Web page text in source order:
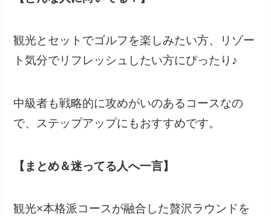
観光とセットでゴルフを楽しみたい方、リゾー
ト気分でリフレッシュしたい方にぴったり♪
中級者も戦略的に攻めがいのあるコースなの
で、ステップアップにもおすすめです。
【まとめ＆迷ってる人へ一言】
観光×本格派コースが融合した贅沢ラウンドを